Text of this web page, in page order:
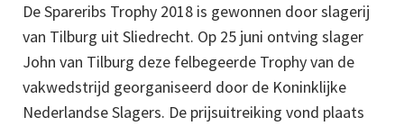
De Spareribs Trophy 2018 is gewonnen door slagerij
van Tilburg uit Sliedrecht. Op 25 juni ontving slager
John van Tilburg deze felbegeerde Trophy van de
vakwedstrijd georganiseerd door de Koninklijke
Nederlandse Slagers. De prijsuitreiking vond plaats